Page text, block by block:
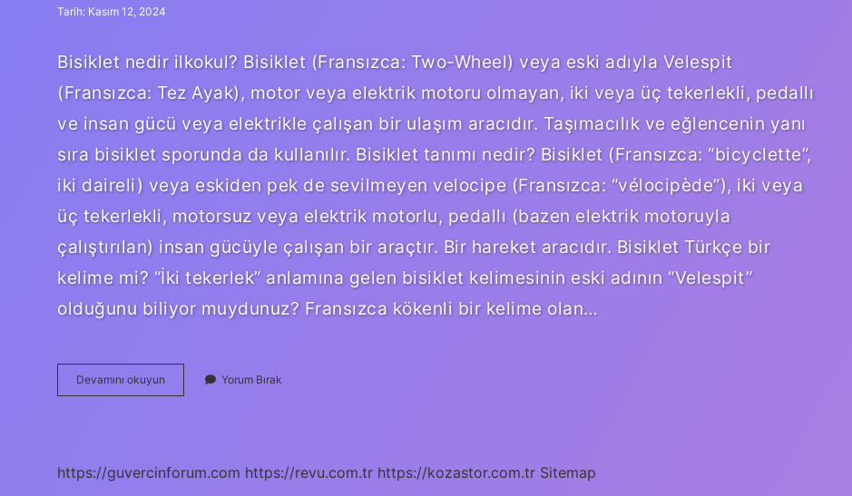
Tarih: Kasım 12, 2024
Bisiklet nedir ilkokul? Bisiklet (Fransızca: Two-Wheel) veya eski adıyla Velespit
(Fransızca: Tez Ayak), motor veya elektrik motoru olmayan, iki veya üç tekerlekli, pedallı
ve insan gücü veya elektrikle çalışan bir ulaşım aracıdır. Taşımacılık ve eğlencenin yanı
sıra bisiklet sporunda da kullanılır. Bisiklet tanımı nedir? Bisiklet (Fransızca: “bicyclette”,
iki daireli) veya eskiden pek de sevilmeyen velocipe (Fransızca: “vélocipède”), iki veya
üç tekerlekli, motorsuz veya elektrik motorlu, pedallı (bazen elektrik motoruyla
çalıştırılan) insan gücüyle çalışan bir araçtır. Bir hareket aracıdır. Bisiklet Türkçe bir
kelime mi? “İki tekerlek” anlamına gelen bisiklet kelimesinin eski adının “Velespit”
olduğunu biliyor muydunuz? Fransızca kökenli bir kelime olan…
Devamını okuyun
Ne
Yorum Bırak
https://guvercinforum.com https://revu.com.tr https://kozastor.com.tr Sitemap